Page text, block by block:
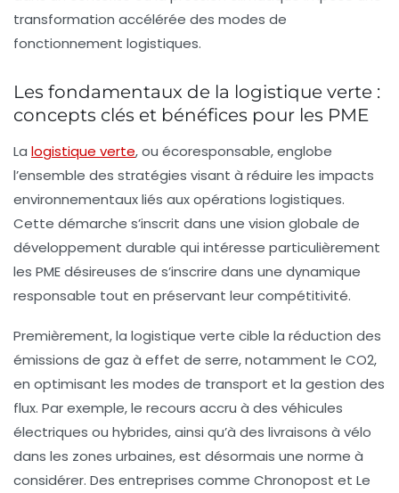
transformation accélérée des modes de
fonctionnement logistiques.
Les fondamentaux de la logistique verte :
concepts clés et bénéfices pour les PME
La logistique verte, ou écoresponsable, englobe
l’ensemble des stratégies visant à réduire les impacts
environnementaux liés aux opérations logistiques.
Cette démarche s’inscrit dans une vision globale de
développement durable qui intéresse particulièrement
les PME désireuses de s’inscrire dans une dynamique
responsable tout en préservant leur compétitivité.
Premièrement, la logistique verte cible la réduction des
émissions de gaz à effet de serre, notamment le CO2,
en optimisant les modes de transport et la gestion des
flux. Par exemple, le recours accru à des véhicules
électriques ou hybrides, ainsi qu’à des livraisons à vélo
dans les zones urbaines, est désormais une norme à
considérer. Des entreprises comme Chronopost et Le